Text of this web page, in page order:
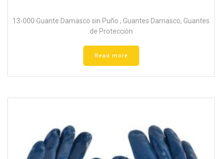
13-000 Guante Damasco sin Puño , Guantes Damasco, Guantes
de Protección
Read more